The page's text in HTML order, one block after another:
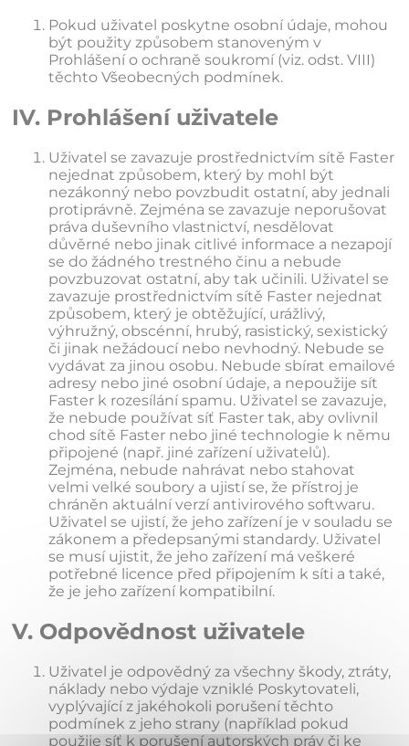
Pokud uživatel poskytne osobní údaje, mohou
být použity způsobem stanoveným v
Prohlášení o ochraně soukromí (viz. odst. VIII)
těchto Všeobecných podmínek.
IV. Prohlášení uživatele
Uživatel se zavazuje prostřednictvím sítě Faster
nejednat způsobem, který by mohl být
nezákonný nebo povzbudit ostatní, aby jednali
protiprávně. Zejména se zavazuje neporušovat
práva duševního vlastnictví, nesdělovat
důvěrné nebo jinak citlivé informace a nezapojí
se do žádného trestného činu a nebude
povzbuzovat ostatní, aby tak učinili. Uživatel se
zavazuje prostřednictvím sítě Faster nejednat
způsobem, který je obtěžující, urážlivý,
výhružný, obscénní, hrubý, rasistický, sexistický
či jinak nežádoucí nebo nevhodný. Nebude se
vydávat za jinou osobu. Nebude sbírat emailové
adresy nebo jiné osobní údaje, a nepoužije sít
Faster k rozesílání spamu. Uživatel se zavazuje,
že nebude používat síť Faster tak, aby ovlivnil
chod sítě Faster nebo jiné technologie k němu
připojené (např. jiné zařízení uživatelů).
Zejména, nebude nahrávat nebo stahovat
velmi velké soubory a ujistí se, že přístroj je
chráněn aktuální verzí antivirového softwaru.
Uživatel se ujistí, že jeho zařízení je v souladu se
zákonem a předepsanými standardy. Uživatel
se musí ujistit, že jeho zařízení má veškeré
potřebné licence před připojením k síti a také,
že je jeho zařízení kompatibilní.
V. Odpovědnost uživatele
Uživatel je odpovědný za všechny škody, ztráty,
náklady nebo výdaje vzniklé Poskytovateli,
vyplývající z jakéhokoli porušení těchto
podmínek z jeho strany (například pokud
použije síť k porušení autorských práv či ke